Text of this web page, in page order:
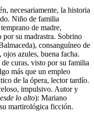
necesariamente, la historia
Niño de familia
de madre,
su madrastra. Sobrino
consanguíneo de
azules, buena facha.
curas, visto por su familia
más que un empleo
de la ópera, lector tardío.
impulsivo. Autor y
lo alto): Mariano
martirológica ficción.